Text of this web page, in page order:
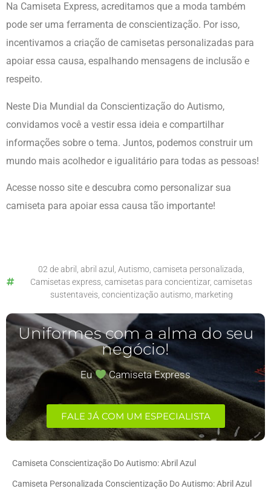
Na Camiseta Express, acreditamos que a moda também
pode ser uma ferramenta de conscientização. Por isso,
incentivamos a criação de camisetas personalizadas para
apoiar essa causa, espalhando mensagens de inclusão e
respeito.
Neste Dia Mundial da Conscientização do Autismo,
convidamos você a vestir essa ideia e compartilhar
informações sobre o tema. Juntos, podemos construir um
mundo mais acolhedor e igualitário para todas as pessoas!
Acesse nosso site e descubra como personalizar sua
camiseta para apoiar essa causa tão importante!
02 de abril abril azul Autismo camiseta personalizada
Camisetas express camisetas para concientizar, camisetas
sustentaveis, concientização autismo marketing
Uniformes com a alma do seu
negócio!​
Eu Camiseta Express
FALE JÁ COM UM ESPECIALISTA
Camiseta Conscientização Do Autismo: Abril Azul
Camiseta Personalizada Conscientização Do Autismo: Abril Azul